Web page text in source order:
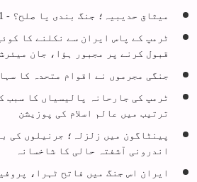
میثاق حدیبیہ؛ جنگ بندی یا صلح؟ - 1
ٹرمپ کے پاس ایران سے نکلنے کا
قبول کرنے پر مجبور ہؤا، جان
جنگی مجرموں نے اقوام متحدہ کا
ٹرمپ کی جارحانہ پالیسیاں کا سبب
ترتیب میں عالم اسلام کی پوزیشن
پینٹاگون میں زلزلہ؛ جرنیلوں کی
اندرونی آشفتہ حالی کا شاخسانہ
ایران اس جنگ میں فاتح ٹہرا،